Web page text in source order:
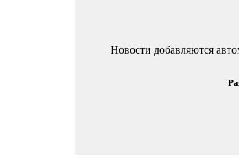
Новости добавляются